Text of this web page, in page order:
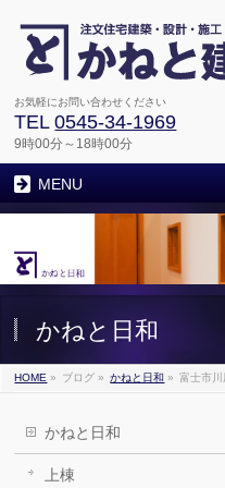
お気軽にお問い合わせください
TEL0545-34-1969
9時00分～18時00分
MENU
かねと日和
HOME » ブログ » かねと日和 » 富士市
かねと日和
上棟